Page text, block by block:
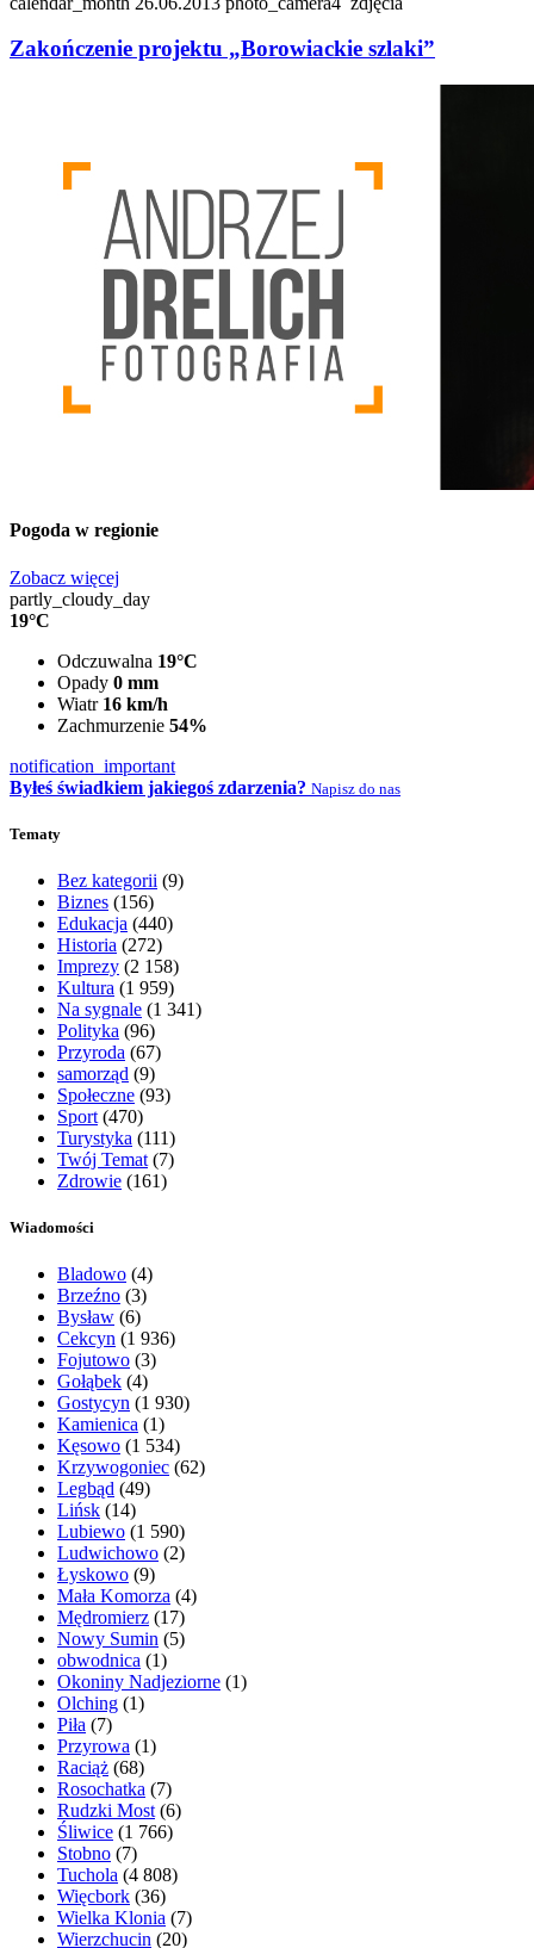
Zakończenie projektu „Borowiackie szlaki”
Pogoda w regionie
Zobacz więcej
partly_cloudy_day
19°C
Odczuwalna 19°C
Opady 0 mm
Wiatr 16 km/h
Zachmurzenie 54%
notification_important
Byłeś świadkiem jakiegoś zdarzenia? Napisz do nas
Tematy
Bez kategorii (9)
Biznes (156)
Edukacja (440)
Historia (272)
Imprezy (2 158)
Kultura (1 959)
Na sygnale (1 341)
Polityka (96)
Przyroda (67)
samorząd (9)
Społeczne (93)
Sport (470)
Turystyka (111)
Twój Temat (7)
Zdrowie (161)
Wiadomości
Bladowo (4)
Brzeźno (3)
Bysław (6)
Cekcyn (1 936)
Fojutowo (3)
Gołąbek (4)
Gostycyn (1 930)
Kamienica (1)
Kęsowo (1 534)
Krzywogoniec (62)
Legbąd (49)
Lińsk (14)
Lubiewo (1 590)
Ludwichowo (2)
Łyskowo (9)
Mała Komorza (4)
Mędromierz (17)
Nowy Sumin (5)
obwodnica (1)
Okoniny Nadjeziorne (1)
Olching (1)
Piła (7)
Przyrowa (1)
Raciąż (68)
Rosochatka (7)
Rudzki Most (6)
Śliwice (1 766)
Stobno (7)
Tuchola (4 808)
Więcbork (36)
Wielka Klonia (7)
Wierzchucin (20)